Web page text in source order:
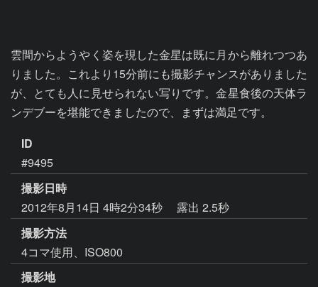
雲間からようやく姿を現した金星は既に月から離れつつあ
りました。これより15分前にも撮影チャンスがありました
が、とても人に見せられない写りです。金星食後の天体ラ
ンデブーを堪能できましたので、まずは満足です。
ID
#9495
撮影日時
2012年8月14日 4時2分34秒
露出 2.5秒
撮影方法
4コマ使用、ISO800
撮影地